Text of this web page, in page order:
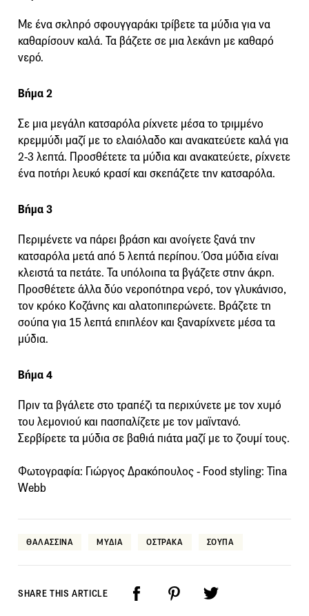
Με ένα σκληρό σφουγγαράκι τρίβετε τα μύδια για να
καθαρίσουν καλά. Τα βάζετε σε μια λεκάνη με καθαρό
νερό.
Βήμα 2
Σε μια μεγάλη κατσαρόλα ρίχνετε μέσα το τριμμένο
κρεμμύδι μαζί με το ελαιόλαδο και ανακατεύετε καλά για
2-3 λεπτά. Προσθέτετε τα μύδια και ανακατεύετε, ρίχνετε
ένα ποτήρι λευκό κρασί και σκεπάζετε την κατσαρόλα.
Βήμα 3
Περιμένετε να πάρει βράση και ανοίγετε ξανά την
κατσαρόλα μετά από 5 λεπτά περίπου. Όσα μύδια είναι
κλειστά τα πετάτε. Τα υπόλοιπα τα βγάζετε στην άκρη.
Προσθέτετε άλλα δύο νεροπότηρα νερό, τον γλυκάνισο,
τον κρόκο Κοζάνης και αλατοπιπερώνετε. Βράζετε τη
σούπα για 15 λεπτά επιπλέον και ξαναρίχνετε μέσα τα
μύδια.
Βήμα 4
Πριν τα βγάλετε στο τραπέζι τα περιχύνετε με τον χυμό
του λεμονιού και πασπαλίζετε με τον μαϊντανό.
Σερβίρετε τα μύδια σε βαθιά πιάτα μαζί με το ζουμί τους.
Φωτογραφία: Γιώργος Δρακόπουλος - Food styling: Tina
Webb
ΘΑΛΑΣΣΙΝΑ ΜΥΔΙΑ ΟΣΤΡΑΚΑ ΣΟΥΠΑ
SHARE THIS ARTICLE